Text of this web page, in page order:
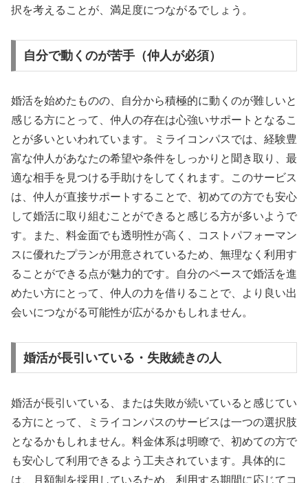
択を考えることが、満足度につながるでしょう。
自分で動くのが苦手（仲人が必須）
婚活を始めたものの、自分から積極的に動くのが難しいと
感じる方にとって、仲人の存在は心強いサポートとなるこ
とが多いといわれています。ミライコンパスでは、経験豊
富な仲人があなたの希望や条件をしっかりと聞き取り、最
適な相手を見つける手助けをしてくれます。このサービス
は、仲人が直接サポートすることで、初めての方でも安心
して婚活に取り組むことができると感じる方が多いようで
す。また、料金面でも透明性が高く、コストパフォーマン
スに優れたプランが用意されているため、無理なく利用す
ることができる点が魅力的です。自分のペースで婚活を進
めたい方にとって、仲人の力を借りることで、より良い出
会いにつながる可能性が広がるかもしれません。
婚活が長引いている・失敗続きの人
婚活が長引いている、または失敗が続いていると感じてい
る方にとって、ミライコンパスのサービスは一つの選択肢
となるかもしれません。料金体系は明瞭で、初めての方で
も安心して利用できるよう工夫されています。具体的に
は、月額制を採用しているため、利用する期間に応じてコ